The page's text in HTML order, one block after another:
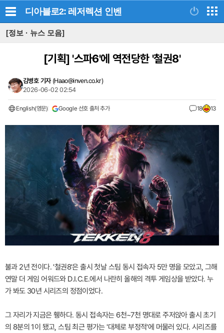
디아블로2: 레저렉션 인벤
[정보 · 뉴스 모음]
[기획]'스파6'에 역전당한 '철권8'
김병호 기자 (Haao@inven.co.kr)
2026-06-02 02:54
English(영문) Google 선호 출처 추가 18 13
불과 2년 전이다. '철권8'은 출시 첫날 스팀 동시 접속자 5만 명을 모았고, 그해
연말 더 게임 어워드와 D.I.C.E.에서 나란히 올해의 격투 게임상을 받았다. 누
가 봐도 30년 시리즈의 정점이었다.
그 자리가 지금은 휑하다. 동시 접속자는 6천~7천 명대로 주저앉아 출시 초기
의 8분의 1이 됐고, 스팀 최근 평가는 '대체로 부정적'에 머물러 있다. 시리즈를